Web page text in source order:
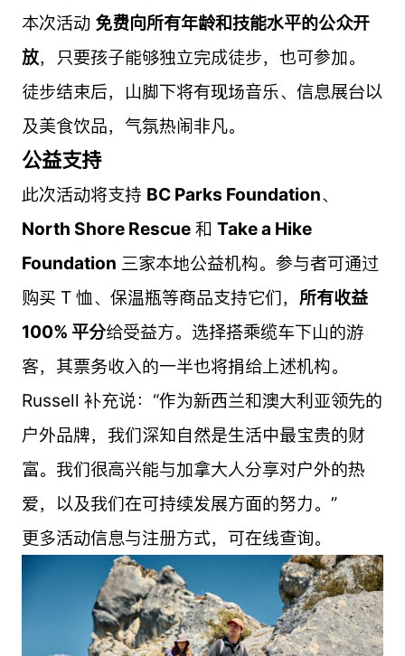
本次活动 免费向所有年龄和技能水平的公众开
放，只要孩子能够独立完成徒步，也可参加。
徒步结束后，山脚下将有现场音乐、信息展台以
及美食饮品，气氛热闹非凡。
公益支持
此次活动将支持 BC Parks Foundation、
North Shore Rescue和 Take a Hike
Foundation 三家本地公益机构。参与者可通过
购买 T 恤、保温瓶等商品支持它们， 所有收益
100% 平分给受益方。选择搭乘缆车下山的游
客，其票务收入的一半也将捐给上述机构。
Russell 补充说：“作为新西兰和澳大利亚领先的
户外品牌，我们深知自然是生活中最宝贵的财
富。我们很高兴能与加拿大人分享对户外的热
爱，以及我们在可持续发展方面的努力。”
更多活动信息与注册方式，可在线查询。